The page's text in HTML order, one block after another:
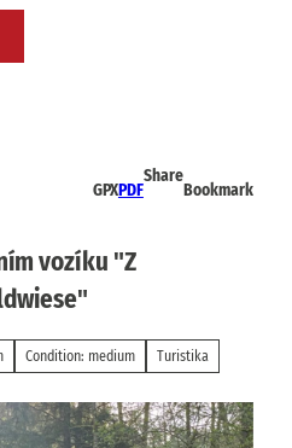
GPXPDF
Share
Bookmark
vozíku "Z
Condition: medium Turistika